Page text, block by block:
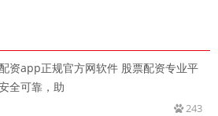
资app正规官方网软件 股票配资专业平
全可靠，助
243